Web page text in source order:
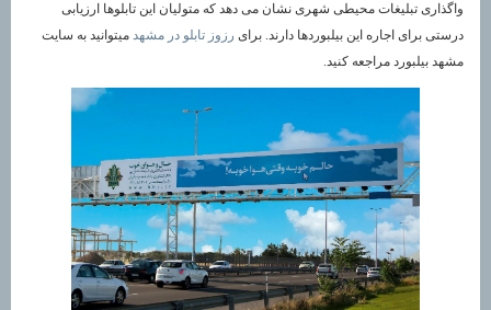
واگذاری تبلیغات محیطی شهری نشان می دهد که متولیان این تابلوها ارزیابی
درستی برای اجاره این بیلبوردها دارند. برای رزوز تابلو در مشهد میتوانید به سایت
مشهد بیلبورد مراجعه کنید.